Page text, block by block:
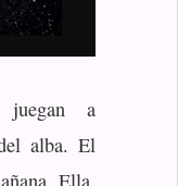
juegan a
alba. El
Ella,